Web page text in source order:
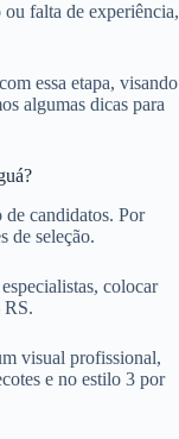
falta de experiência,
essa etapa, visando
algumas dicas para
candidatos. Por
de seleção.
colocar
RS.
visual profissional,
e no estilo 3 por